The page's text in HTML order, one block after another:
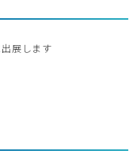
展します